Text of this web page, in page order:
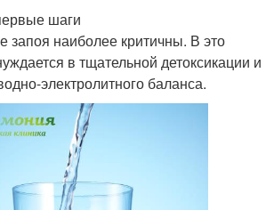
шаги
запоя наиболее критичны. В это
в тщательной детоксикации и
электролитного баланса.